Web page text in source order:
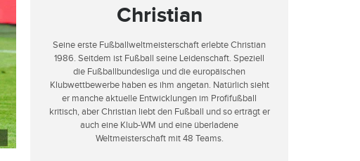
Christian
Seine erste Fußballweltmeisterschaft erlebte Christian
1986. Seitdem ist Fußball seine Leidenschaft. Speziell
die Fußballbundesliga und die europäischen
Klubwettbewerbe haben es ihm angetan. Natürlich sieht
er manche aktuelle Entwicklungen im Profifußball
kritisch, aber Christian liebt den Fußball und so erträgt er
auch eine Klub-WM und eine überladene
Weltmeisterschaft mit 48 Teams.